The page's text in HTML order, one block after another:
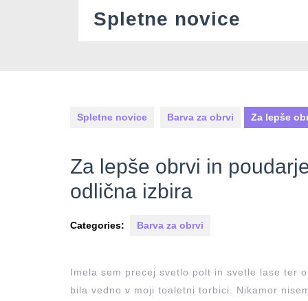
Spletne novice
Spletne novice Barva za obrvi Za lepše
Za lepše obrvi in
odlična izbira
Categories: Barva za obrvi
Imela sem precej svetlo polt in svetle lase ter
bila vedno v moji toaletni torbici. Nikamor